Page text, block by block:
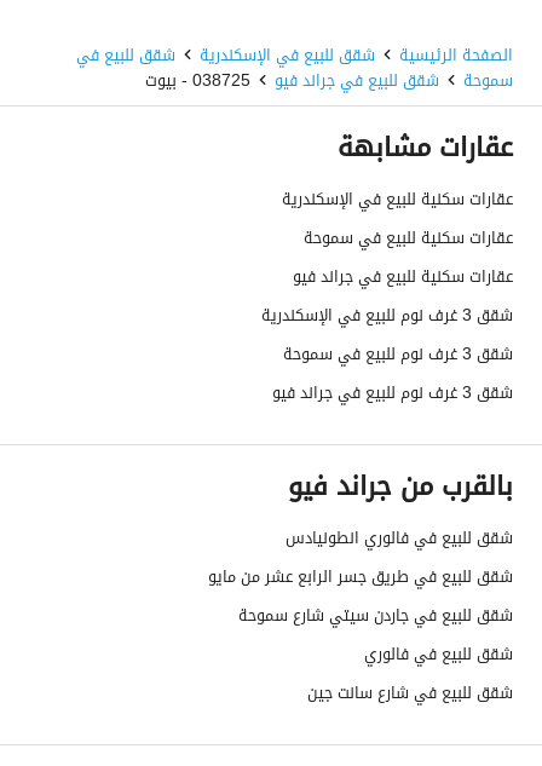
الصفحة الرئيسية شقق للبيع في الإسكندرية شقق للبيع في
سموحة شقق للبيع في جراند فيو 038725 - بيوت
عقارات مشابهة
عقارات سكنية للبيع في الإسكندرية
عقارات سكنية للبيع في سموحة
عقارات سكنية للبيع في جراند فيو
شقق 3 غرف نوم للبيع في الإسكندرية
شقق 3 غرف نوم للبيع في سموحة
شقق 3 غرف نوم للبيع في جراند فيو
بالقرب من جراند فيو
شقق للبيع في فالوري انطونيادس
شقق للبيع في طريق جسر الرابع عشر من مايو
شقق للبيع في جاردن سيتي شارع سموحة
شقق للبيع في فالوري
شقق للبيع في شارع سانت جين